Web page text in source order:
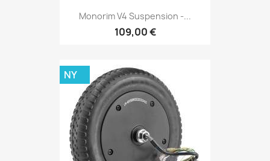
Monorim V4 Suspension -...
109,00 €
NY